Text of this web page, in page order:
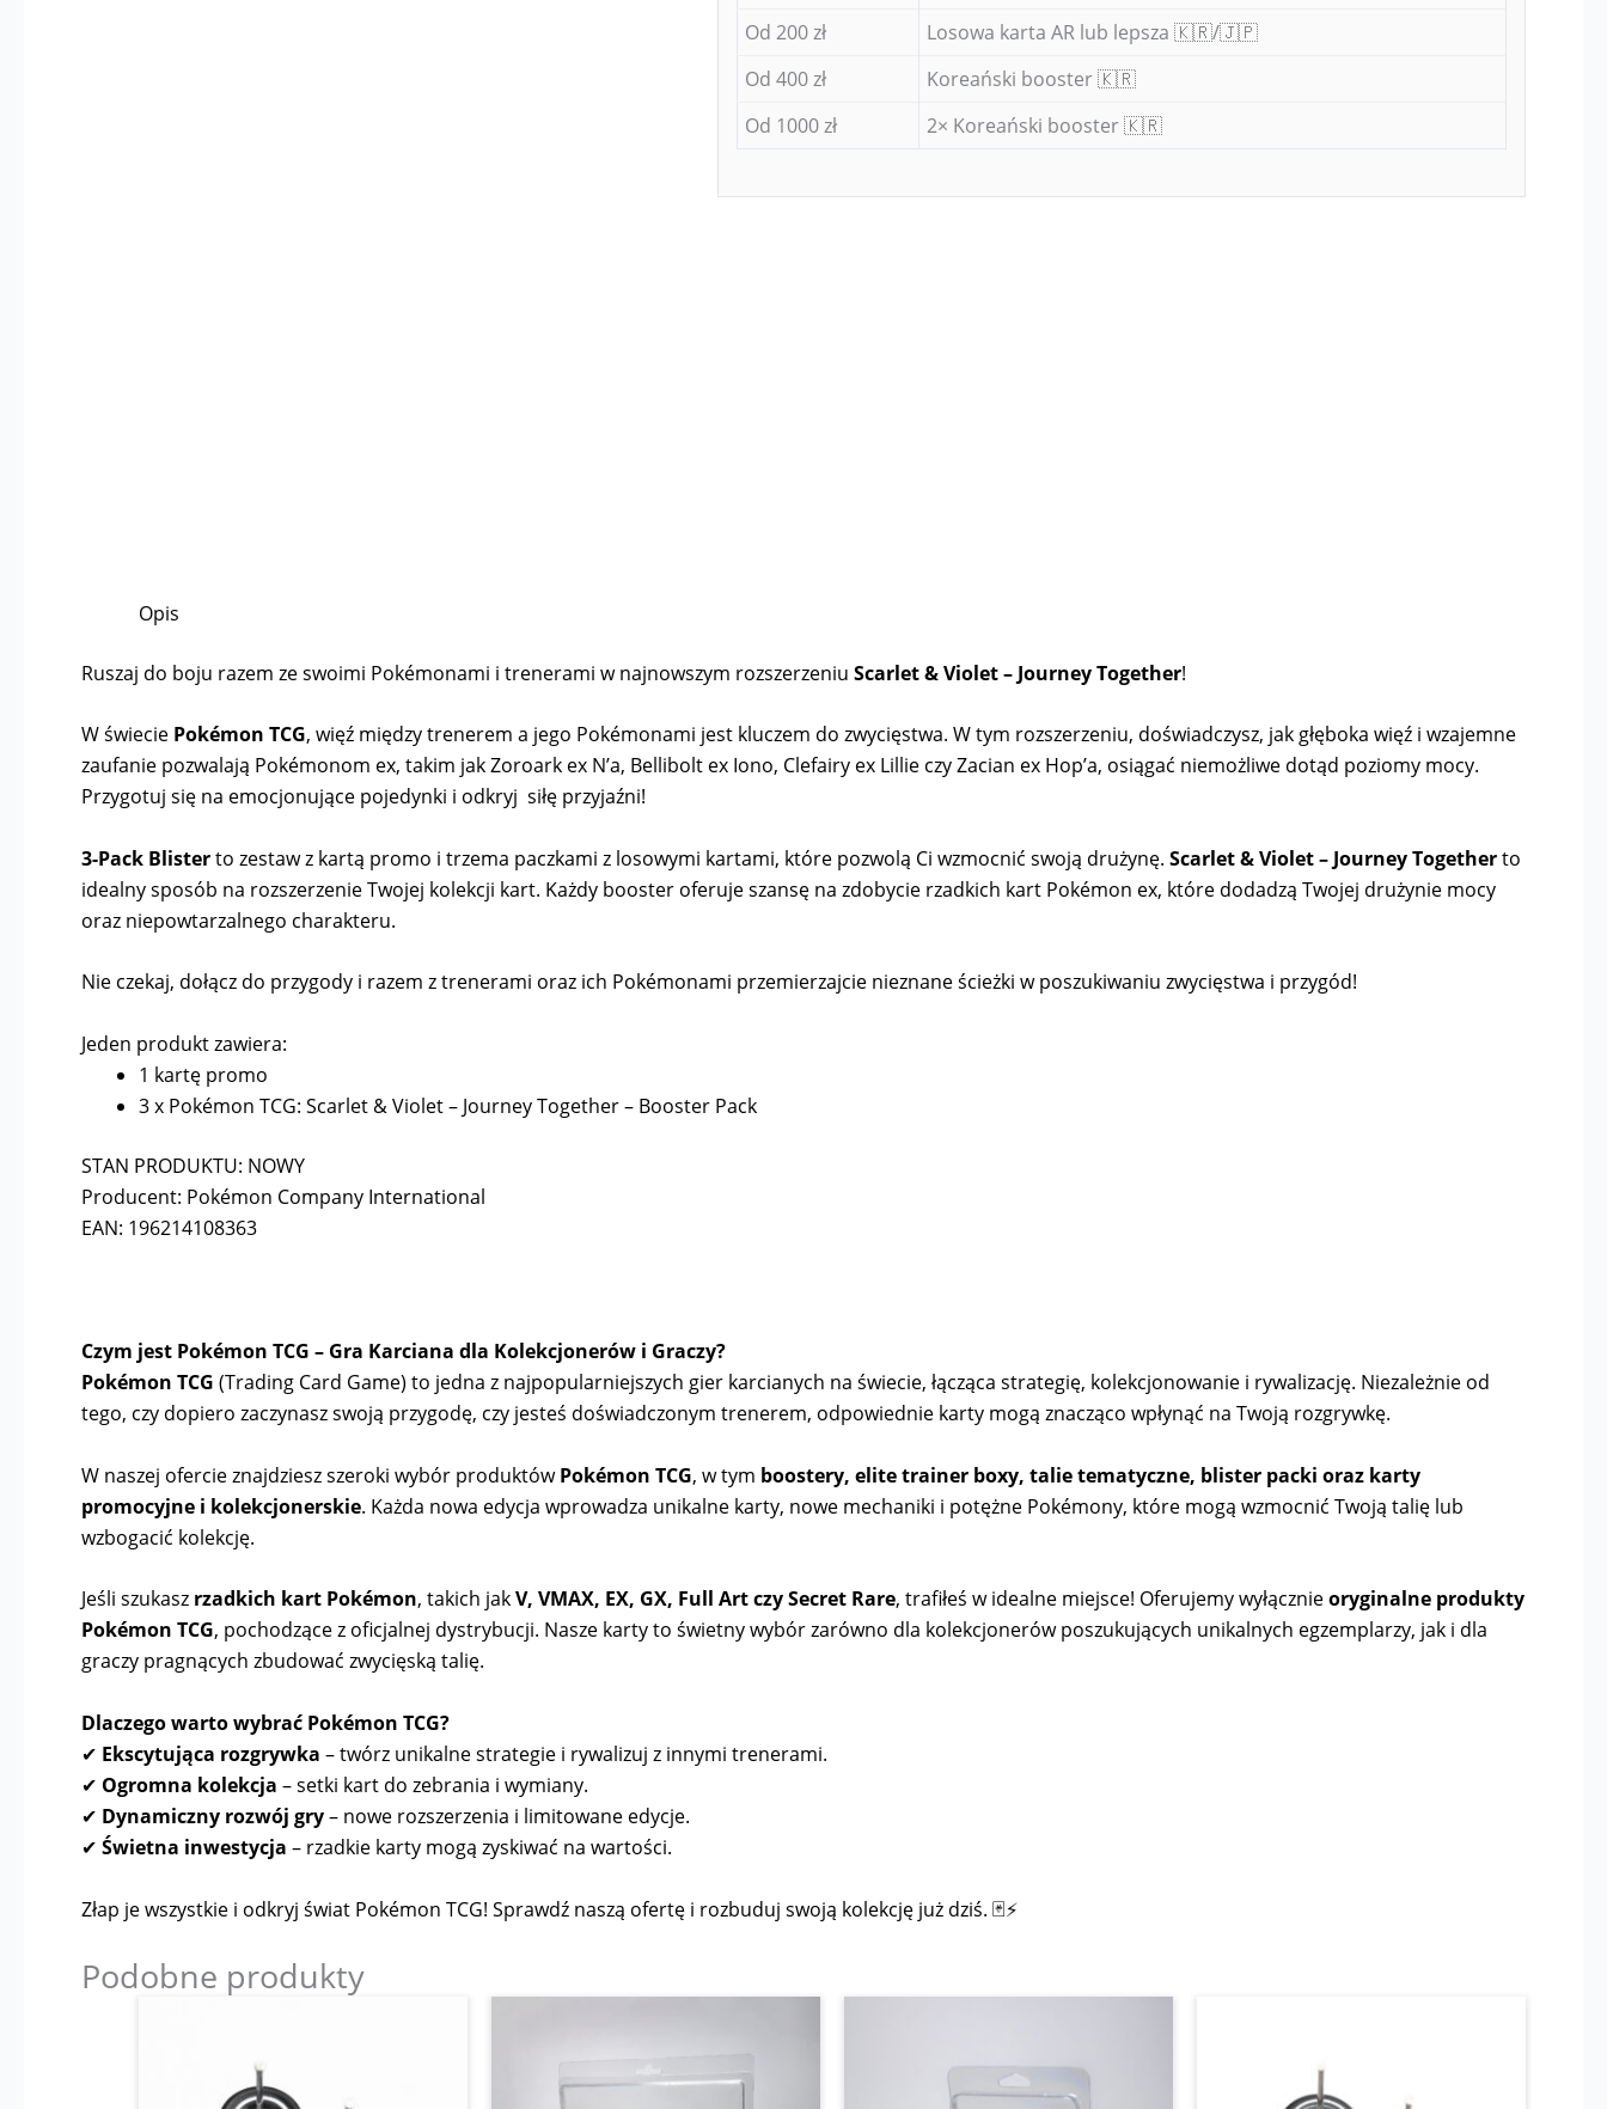
Od 200 zł
Losowa karta AR lub lepsza 🇰🇷/🇯🇵
Od 400 zł
Koreański booster 🇰🇷
Od 1000 zł
2× Koreański booster 🇰🇷
Opis
Ruszaj do boju razem ze swoimi Pokémonami i trenerami w najnowszym rozszerzeniu Scarlet & Violet – Journey Together!
W świecie Pokémon TCG, więź między trenerem a jego Pokémonami jest kluczem do zwycięstwa. W tym rozszerzeniu, doświadczysz, jak głęboka więź i wzajemne
zaufanie pozwalają Pokémonom ex, takim jak Zoroark ex N’a, Bellibolt ex Iono, Clefairy ex Lillie czy Zacian ex Hop’a, osiągać niemożliwe dotąd poziomy mocy.
Przygotuj się na emocjonujące pojedynki i odkryj siłę przyjaźni!
3-Pack Blisterto zestaw z kartą promo i trzema paczkami z losowymi kartami, które pozwolą Ci wzmocnić swoją drużynę. Scarlet & Violet – Journey Togetherto
idealny sposób na rozszerzenie Twojej kolekcji kart. Każdy booster oferuje szansę na zdobycie rzadkich kart Pokémon ex, które dodadzą Twojej drużynie mocy
oraz niepowtarzalnego charakteru.
Nie czekaj, dołącz do przygody i razem z trenerami oraz ich Pokémonami przemierzajcie nieznane ścieżki w poszukiwaniu zwycięstwa i przygód!
Jeden produkt zawiera:
1 kartę promo
3 x Pokémon TCG: Scarlet & Violet – Journey Together – Booster Pack
STAN PRODUKTU: NOWY
Producent: Pokémon Company International
EAN: 196214108363
Czym jest Pokémon TCG – Gra Karciana dla Kolekcjonerów i Graczy?
Pokémon TCG (Trading Card Game) to jedna z najpopularniejszych gier karcianych na świecie, łącząca strategię, kolekcjonowanie i rywalizację. Niezależnie od
tego, czy dopiero zaczynasz swoją przygodę, czy jesteś doświadczonym trenerem, odpowiednie karty mogą znacząco wpłynąć na Twoją rozgrywkę.
W naszej ofercie znajdziesz szeroki wybór produktówPokémon TCG, w tym boostery, elite trainer boxy, talie tematyczne, blister packi oraz karty
promocyjne i kolekcjonerskie. Każda nowa edycja wprowadza unikalne karty, nowe mechaniki i potężne Pokémony, które mogą wzmocnić Twoją talię lub
wzbogacić kolekcję.
Jeśli szukasz rzadkich kart Pokémon, takich jakV, VMAX, EX, GX, Full Art czy Secret Rare, trafiłeś w idealne miejsce! Oferujemy wyłącznieoryginalne produkty
Pokémon TCG, pochodzące z oficjalnej dystrybucji. Nasze karty to świetny wybór zarówno dla kolekcjonerów poszukujących unikalnych egzemplarzy, jak i dla
graczy pragnących zbudować zwycięską talię.
Dlaczego warto wybrać Pokémon TCG?
✔ Ekscytująca rozgrywka – twórz unikalne strategie i rywalizuj z innymi trenerami.
✔ Ogromna kolekcja – setki kart do zebrania i wymiany.
✔ Dynamiczny rozwój gry– nowe rozszerzenia i limitowane edycje.
✔ Świetna inwestycja – rzadkie karty mogą zyskiwać na wartości.
Złap je wszystkie i odkryj świat Pokémon TCG! Sprawdź naszą ofertę i rozbuduj swoją kolekcję już dziś. 🃏⚡
Podobne produkty
ma
ma